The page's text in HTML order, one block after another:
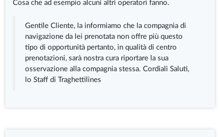
Cosa che ad esempio alcuni altri operatori fanno.
Gentile Cliente, la informiamo che la compagnia di
navigazione da lei prenotata non offre più questo
tipo di opportunità pertanto, in qualità di centro
prenotazioni, sarà nostra cura riportare la sua
osservazione alla compagnia stessa. Cordiali Saluti,
lo Staff di Traghettilines